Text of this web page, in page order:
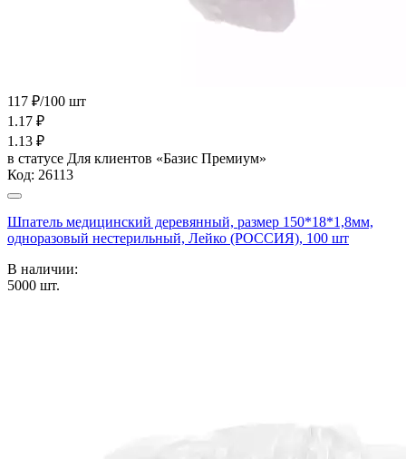
117 ₽/100 шт
1.17 ₽
1.13 ₽
в статусе Для клиентов «Базис Премиум»
Код: 26113
Шпатель медицинский деревянный, размер 150*18*1,8мм,
одноразовый нестерильный, Лейко (РОССИЯ), 100 шт
В наличии:
5000 шт.